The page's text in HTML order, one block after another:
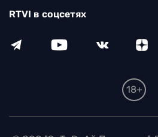
RTVI в соцсетях
18+